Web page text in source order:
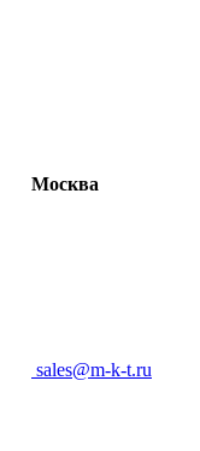
Москва
sales@m-k-t.ru